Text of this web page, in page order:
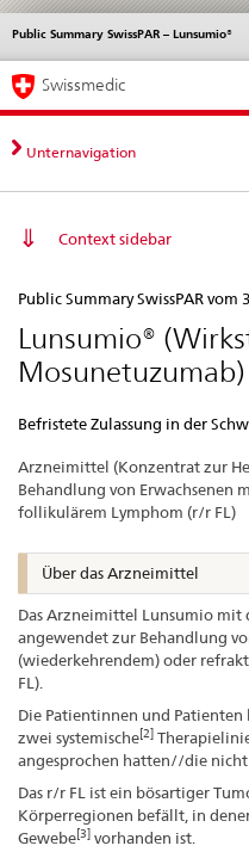
Direktnavigation
News,
Rechtsgrundlagen,
Kontakt
News & Updates
Public Summary SwissPAR – Lunsumio®
Sprachwahl
Service
Hauptnavigation
Swissmedic
Unternavigation
Context sidebar
Summary
SwissPAR
–
Lunsumio®
Public Summary SwissPAR vom
Lunsumio®
Mosunetuzumab)
Befristete Zulassung in der
Arzneimittel (Konzentrat zur
Behandlung von Erwachsenen
follikulärem Lymphom (r/r FL)
Über das Arzneimittel
Das Arzneimittel Lunsumio
angewendet zur Behandlung
(wiederkehrendem) oder
FL).
Die Patientinnen und
zwei systemische[2]
angesprochen hatten//die
Das r/r FL ist ein bösartiger
Körperregionen befällt, in
Gewebe[3] vorhanden ist.